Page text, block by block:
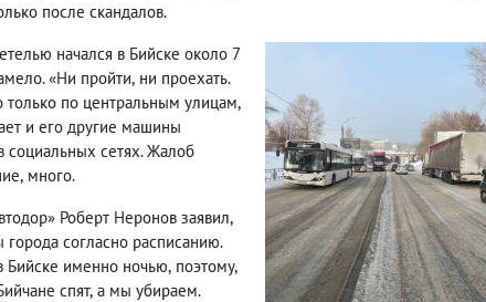
после скандалов.
начался в Бийске около 7
«Ни пройти, ни проехать.
по центральным улицам,
и его другие машины
социальных сетях. Жалоб
, много.
Роберт Неронов заявил,
согласно расписанию.
Бийске именно ночью, поэтому,
спят, а мы убираем.